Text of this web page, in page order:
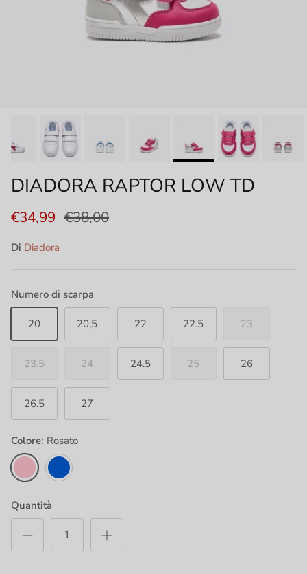
DIADORA RAPTOR LOW TD
€34,99 €38,00
Di Diadora
Numero di scarpa
20 20,5 22 22.5 23
23.5 24 24.5 25 26
26.5 27
Colore: Rosato
Rosato Blu
Quantità